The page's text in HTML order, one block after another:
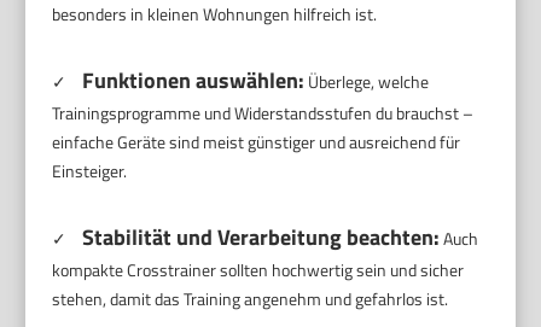
besonders in kleinen Wohnungen hilfreich ist.
✓ Funktionen auswählen: Überlege, welche
Trainingsprogramme und Widerstandsstufen du brauchst –
einfache Geräte sind meist günstiger und ausreichend für
Einsteiger.
✓ Stabilität und Verarbeitung beachten:Auch
kompakte Crosstrainer sollten hochwertig sein und sicher
stehen, damit das Training angenehm und gefahrlos ist.